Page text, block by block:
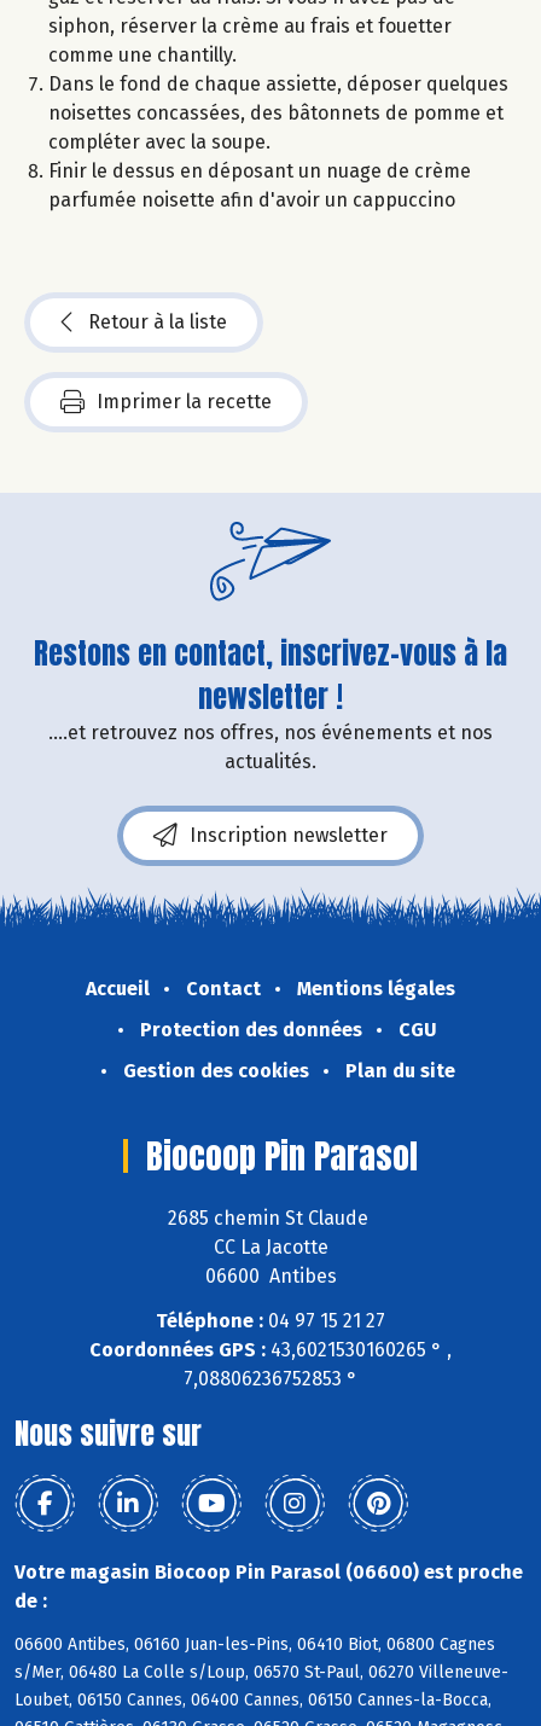
siphon, réserver la crème au frais et fouetter
comme une chantilly.
Dans le fond de chaque assiette, déposer quelques
noisettes concassées, des bâtonnets de pomme et
compléter avec la soupe.
Finir le dessus en déposant un nuage de crème
parfumée noisette afin d'avoir un cappuccino
Retour à la liste
Imprimer la recette
Restons en contact, inscrivez-vous à la
newsletter !
....et retrouvez nos offres, nos événements et nos
actualités.
Inscription newsletter
Accueil Contact
Mentions légales
Protection des données
CGU
Gestion des cookies
Plan du site
Biocoop Pin Parasol
2685 chemin St Claude
CC La Jacotte
06600 Antibes
Téléphone : 04 97 15 21 27
Coordonnées GPS : 43,6021530160265 ° ,
7,08806236752853 °
Nous suivre sur
Votre magasin Biocoop Pin Parasol (06600) est proche
de :
06600 Antibes, 06160 Juan-les-Pins, 06410 Biot, 06800 Cagnes
s/Mer, 06480 La Colle s/Loup, 06570 St-Paul, 06270 Villeneuve-
Loubet, 06150 Cannes, 06400 Cannes, 06150 Cannes-la-Bocca,